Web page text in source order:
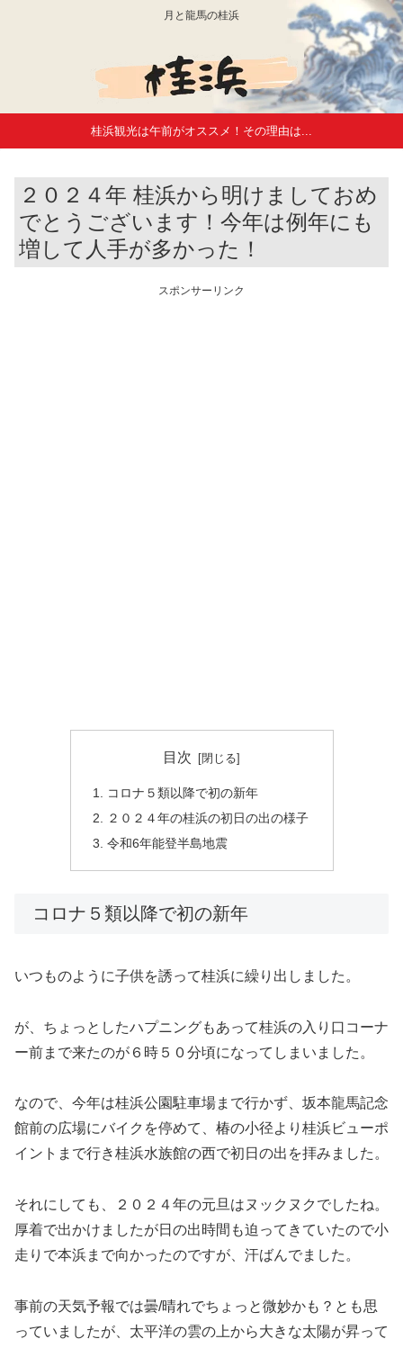
月と龍馬の桂浜
桂浜観光は午前がオススメ！その理由は...
２０２４年 桂浜から明けましておめ
でとうございます！今年は例年にも
増して人手が多かった！
スポンサーリンク
目次
コロナ５類以降で初の新年
２０２４年の桂浜の初日の出の様子
令和6年能登半島地震
コロナ５類以降で初の新年
いつものように子供を誘って桂浜に繰り出しました。
が、ちょっとしたハプニングもあって桂浜の入り口コーナ
ー前まで来たのが６時５０分頃になってしまいました。
なので、今年は桂浜公園駐車場まで行かず、坂本龍馬記念
館前の広場にバイクを停めて、椿の小径より桂浜ビューポ
イントまで行き桂浜水族館の西で初日の出を拝みました。
それにしても、２０２４年の元旦はヌックヌクでしたね。
厚着で出かけましたが日の出時間も迫ってきていたので小
走りで本浜まで向かったのですが、汗ばんでました。
事前の天気予報では曇/晴れでちょっと微妙かも？とも思
っていましたが、太平洋の雲の上から大きな太陽が昇って